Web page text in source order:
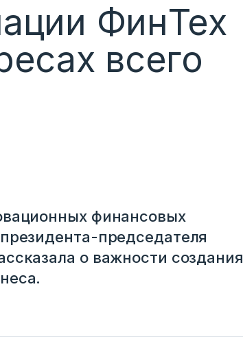
ФинТех
всего
финансовых
председателя
о важности создания